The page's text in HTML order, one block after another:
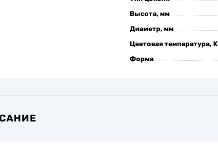
Высота, мм
Диаметр, мм
Цветовая температура, K
Форма